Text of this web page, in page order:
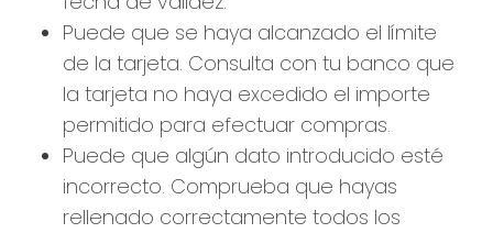
Puede que se haya alcanzado el límite
de la tarjeta. Consulta con tu banco que
la tarjeta no haya excedido el importe
permitido para efectuar compras.
Puede que algún dato introducido esté
incorrecto. Comprueba que hayas
rellenado correctamente todos los